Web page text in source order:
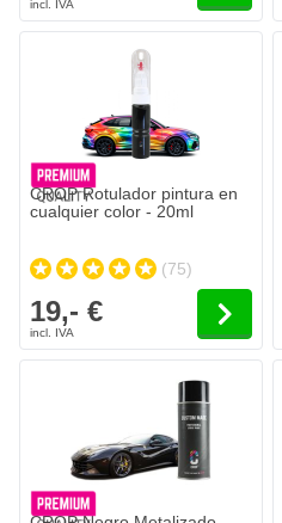
CROP Rotulador pintura en
cualquier color - 20ml
(75)
19,- €